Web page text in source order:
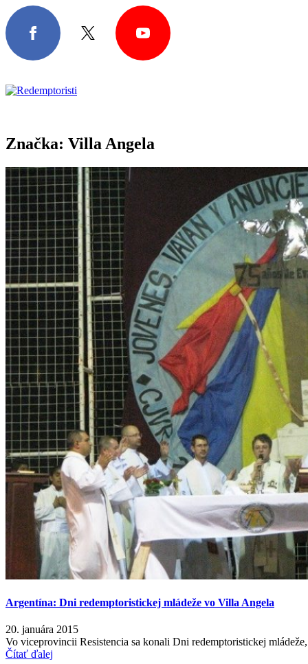
Značka: Villa Angela
Argentína: Dni redemptoristickej mládeže vo Villa Angela
20. januára 2015
Vo viceprovincii Resistencia sa konali Dni redemptoristickej
Čítať ďalej